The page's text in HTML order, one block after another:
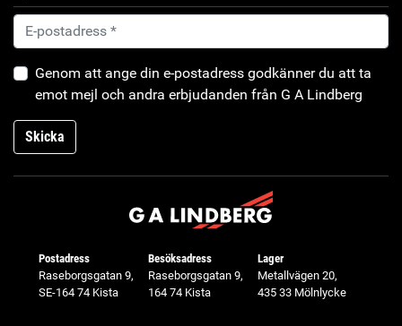
Genom att ange din e-postadress godkänner du att ta
emot mejl och andra erbjudanden från G A Lindberg
Skicka
Postadress
Raseborgsgatan 9,
SE-164 74 Kista
Besöksadress
Raseborgsgatan 9,
164 74 Kista
Lager
Metallvägen 20,
435 33 Mölnlycke